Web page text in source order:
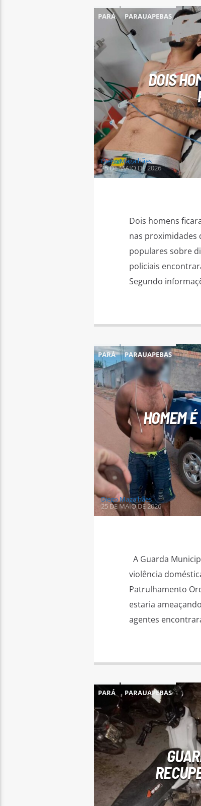
PARÁ PARAUAPEBAS
DOIS
Diego Magalhães
25 DE MAIO DE 2026
Dois homens
nas proximidades
populares sobre
policiais
Segundo
PARÁ PARAUAPEBAS
HOMEM
Diego Magalhães
25 DE MAIO DE 2026
A Guarda
violência
Patrulhamento
estaria
agentes
PARÁ PARAUAPEBAS